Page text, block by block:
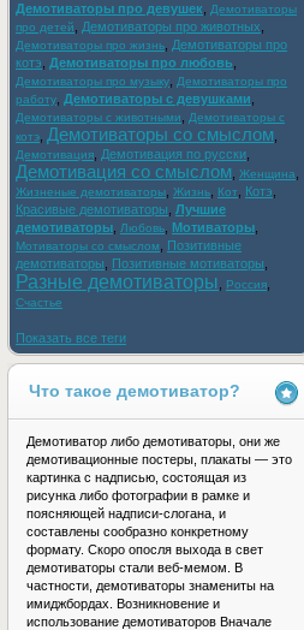
Демотиваторы про девушек
Демотиваторы
про детей
Демотиваторы про животных
Демотиваторы про жизнь
Демотиваторы про
котэ
Демотиваторы про любовь
Демотиваторы про музыку
Демотиваторы про
работу
Демотиваторы с девушками
Демотиваторы с животными
Демотиваторы с
котэ
Демотиваторы со смыслом
Демотивация Демотивация по русски
Демотивация со смыслом Женщина
Жизненые демотиваторы Жизнь Кот Котэ
Красивые демотиваторы Лучшие
демотиваторы
Любовь Мотиваторы
Мотиваторы со смыслом
Позитивные
демотиваторы
Позитивные мотиваторы
Разные демотиваторы Россия
Счастье
Показать все теги
Что такое демотиватор?
Демотиватор либо демотиваторы, они же
демотивационные постеры, плакаты — это
картинка с надписью, состоящая из
рисунка либо фотографии в рамке и
поясняющей надписи-слогана, и
составлены сообразно конкретному
формату. Скоро опосля выхода в свет
демотиваторы стали веб-мемом. В
частности, демотиваторы знамениты на
имиджбордах. Возникновение и
использование демотиваторов Вначале